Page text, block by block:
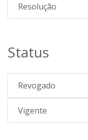
Resolução
Status
Revogado
Vigente